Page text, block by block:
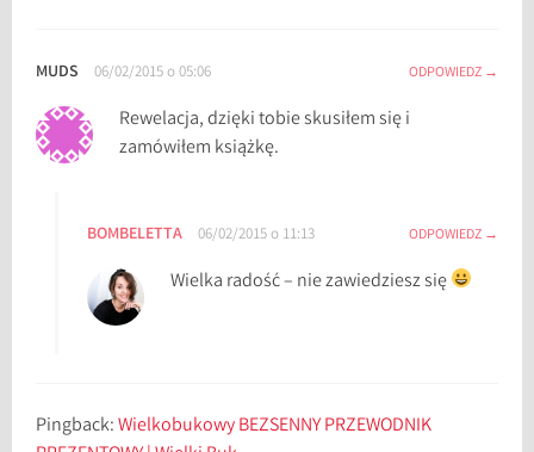
MUDS 06/02/2015 o 05:06 ODPOWIEDZ
Rewelacja, dzięki tobie skusiłem się i
zamówiłem książkę.
BOMBELETTA 06/02/2015 o 11:13 ODPOWIEDZ
Wielka radość – nie zawiedziesz się
Pingback:Wielkobukowy BEZSENNY PRZEWODNIK